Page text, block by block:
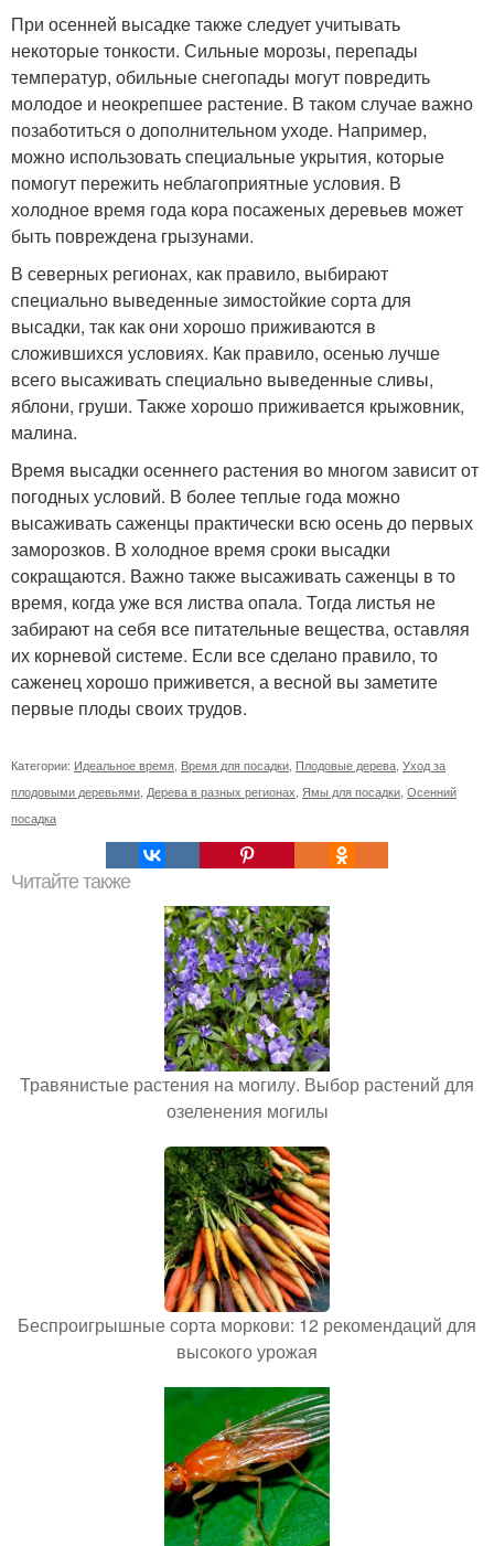
При осенней высадке также следует учитывать
некоторые тонкости. Сильные морозы, перепады
температур, обильные снегопады могут повредить
молодое и неокрепшее растение. В таком случае важно
позаботиться о дополнительном уходе. Например,
можно использовать специальные укрытия, которые
помогут пережить неблагоприятные условия. В
холодное время года кора посаженых деревьев может
быть повреждена грызунами.
В северных регионах, как правило, выбирают
специально выведенные зимостойкие сорта для
высадки, так как они хорошо приживаются в
сложившихся условиях. Как правило, осенью лучше
всего высаживать специально выведенные сливы,
яблони, груши. Также хорошо приживается крыжовник,
малина.
Время высадки осеннего растения во многом зависит от
погодных условий. В более теплые года можно
высаживать саженцы практически всю осень до первых
заморозков. В холодное время сроки высадки
сокращаются. Важно также высаживать саженцы в то
время, когда уже вся листва опала. Тогда листья не
забирают на себя все питательные вещества, оставляя
их корневой системе. Если все сделано правило, то
саженец хорошо приживется, а весной вы заметите
первые плоды своих трудов.
Категории: Идеальное время Время для посадки Плодовые дерева Уход за
плодовыми деревьями Дерева в разных регионах Ямы для посадки Осенний
посадка
Читайте также
Травянистые растения на могилу. Выбор растений для
озеленения могилы
Беспроигрышные сорта моркови: 12 рекомендаций для
высокого урожая